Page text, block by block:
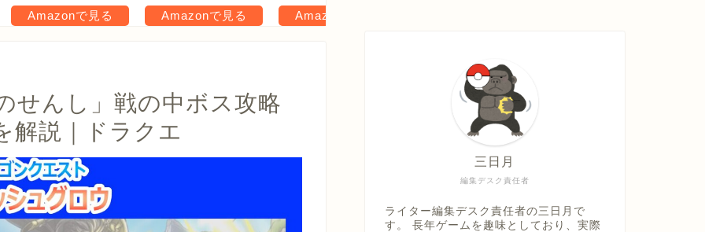
Amazonで見る Amazonで見る
16cm) 同梱 & デジ
タル特典 家具「ひ
Amazonで見る
せんし」戦の中ボス攻略
解説｜ドラクエ
編集デスク責任者
三日月
ライター編集デスク責任者の三日月で
す。 長年ゲームを趣味としており、実際